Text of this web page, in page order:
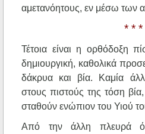
αμετανόητους, εν μέσω των
* * *
Τέτοια είναι η ορθόδοξη
δημιουργική, καθολικά
δάκρυα και βία. Καμία
στους πιστούς της τόση
σταθούν ενώπιον του Υιού
Από την άλλη πλευρά